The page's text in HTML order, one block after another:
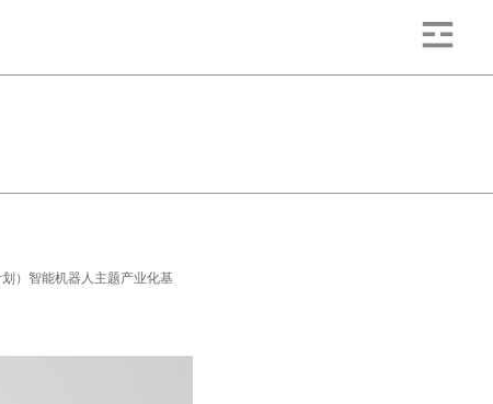
）智能机器人主题产业化基